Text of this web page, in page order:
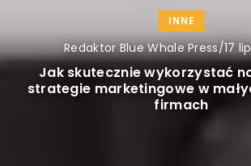
INNE
Redaktor Blue Whale Press/16
Bezpieczny transport paczek
Wielkiej Brytanii: na co